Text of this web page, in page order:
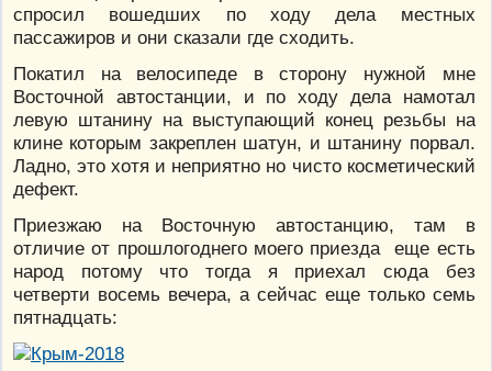
спросил вошедших по ходу дела местных
пассажиров и они сказали где сходить.
Покатил на велосипеде в сторону нужной мне
Восточной автостанции, и по ходу дела намотал
левую штанину на выступающий конец резьбы на
клине которым закреплен шатун, и штанину порвал.
Ладно, это хотя и неприятно но чисто косметический
дефект.
Приезжаю на Восточную автостанцию, там в
отличие от прошлогоднего моего приезда еще есть
народ потому что тогда я приехал сюда без
четверти восемь вечера, а сейчас еще только семь
пятнадцать: